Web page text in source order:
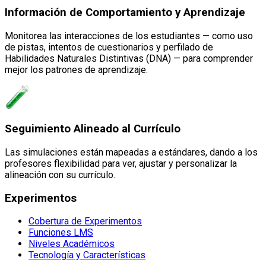
Información de Comportamiento y Aprendizaje
Monitorea las interacciones de los estudiantes — como uso
de pistas, intentos de cuestionarios y perfilado de
Habilidades Naturales Distintivas (DNA) — para comprender
mejor los patrones de aprendizaje.
Seguimiento Alineado al Currículo
Las simulaciones están mapeadas a estándares, dando a los
profesores flexibilidad para ver, ajustar y personalizar la
alineación con su currículo.
Experimentos
Cobertura de Experimentos
Funciones LMS
Niveles Académicos
Tecnología y Características